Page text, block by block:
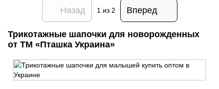
Назад 1 из 2 Вперед
Трикотажные шапочки для новорожденных
от ТМ «Пташка Украина»